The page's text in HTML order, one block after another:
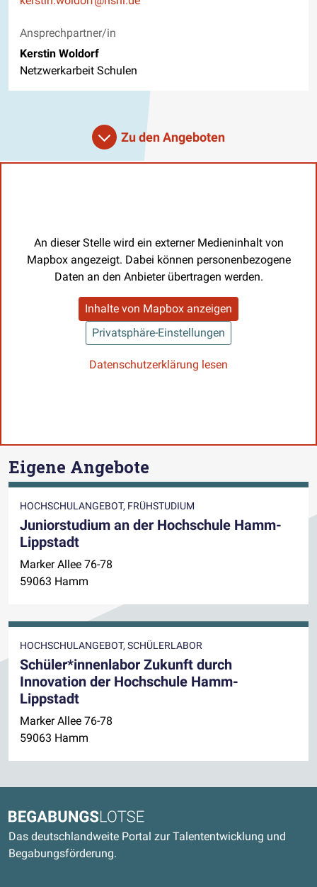
Ansprechpartner/in
Kerstin Woldorf
Netzwerkarbeit Schulen
Zu den Angeboten
An dieser Stelle wird ein externer Medieninhalt von
Mapbox angezeigt. Dabei können personenbezogene
Daten an den Anbieter übertragen werden.
Inhalte von Mapbox anzeigen
Privatsphäre-Einstellungen
Datenschutzerklärung lesen
Eigene Angebote
HOCHSCHULANGEBOT, FRÜHSTUDIUM
Juniorstudium an der Hochschule Hamm-
Lippstadt
Marker Allee 76-78
59063 Hamm
HOCHSCHULANGEBOT, SCHÜLERLABOR
Schüler*innenlabor Zukunft durch
Innovation der Hochschule Hamm-
Lippstadt
Marker Allee 76-78
59063 Hamm
Begabungslotse
Das deutschlandweite Portal zur Talententwicklung und
Begabungsförderung.